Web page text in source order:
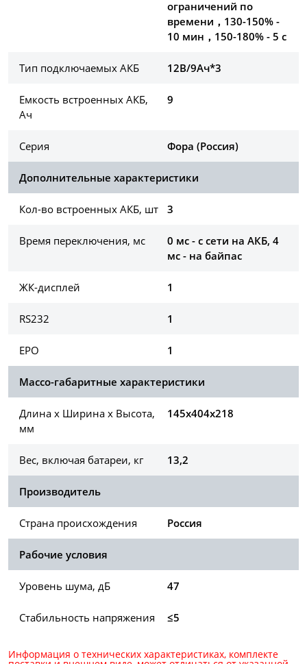
ограничений по
времени，130-150% -
10 мин，150-180% - 5 с
Тип подключаемых АКБ 12В/9Ач*3
Емкость встроенных АКБ,
Ач
9
Серия Фора (Россия)
Дополнительные характеристики
Кол-во встроенных АКБ, шт 3
Время переключения, мс
0 мс - с сети на АКБ, 4
мс - на байпас
ЖК-дисплей 1
RS232 1
EPO 1
Массо-габаритные характеристики
Длина х Ширина х Высота,
мм
145x404x218
Вес, включая батареи, кг 13,2
Производитель
Страна происхождения Россия
Рабочие условия
Уровень шума, дБ 47
Стабильность напряжения ≤5
Информация о технических характеристиках, комплекте